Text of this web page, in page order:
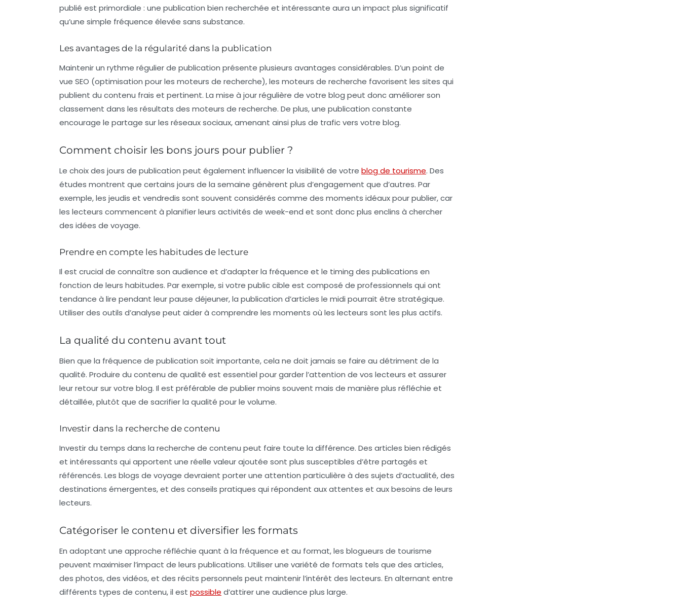
publié est primordiale : une publication bien recherchée et intéressante aura un impact plus significatif
qu’une simple fréquence élevée sans substance.
Les avantages de la régularité dans la publication
Maintenir un rythme régulierde publication présente plusieurs avantages considérables. D’un point de
vue SEO (optimisation pour les moteurs de recherche), les moteurs de recherche favorisent les sites qui
publient du contenu frais et pertinent. La mise à jour régulière de votre blog peut donc améliorer son
classement dans les résultats des moteurs de recherche. De plus, une publication constante
encourage le partage sur les réseaux sociaux, amenant ainsi plus de trafic vers votre blog.
Comment choisir les bons jours pour publier ?
Le choix des jours de publication peut également influencer la visibilité de votre blog de tourisme. Des
études montrent que certains jours de la semaine génèrent plus d’engagement que d’autres. Par
exemple, les jeudis et vendredis sont souvent considérés comme des moments idéaux pour publier, car
les lecteurs commencent à planifier leurs activités de week-end et sont donc plus enclins à chercher
des idées de voyage.
Prendre en compte les habitudes de lecture
Il est crucial de connaître son audience et d’adapter la fréquence et le timing des publications en
fonction de leurs habitudes. Par exemple, si votre public cible est composé de professionnels qui ont
tendance à lire pendant leur pause déjeuner, la publication d’articles le midi pourrait être stratégique.
Utiliser des outils d’analyse peut aider à comprendre les moments où les lecteurs sont les plus actifs.
La qualité du contenu avant tout
Bien que la fréquence de publication soit importante, cela ne doit jamais se faire au détriment de la
qualité. Produire du contenu de qualité est essentiel pour garder l’attention de vos lecteurs et assurer
leur retour sur votre blog. Il est préférable de publier moins souvent mais de manière plus réfléchie et
détaillée, plutôt que de sacrifier la qualité pour le volume.
Investir dans la recherche de contenu
Investir du temps dans la recherche de contenu peut faire toute la différence. Des articles bien rédigés
et intéressants qui apportent une réelle valeur ajoutée sont plus susceptibles d’être partagés et
référencés. Les blogs de voyage devraient porter une attention particulière à des sujets d’actualité, des
destinations émergentes, et des conseils pratiques qui répondent aux attentes et aux besoins de leurs
lecteurs.
Catégoriser le contenu et diversifier les formats
En adoptant une approche réfléchie quant à la fréquence et au format, les blogueurs de tourisme
peuvent maximiser l’impact de leurs publications. Utiliser une variété de formats tels que des articles,
des photos, des vidéos, et des récits personnels peut maintenir l’intérêt des lecteurs. En alternant entre
différents types de contenu, il est possible d’attirer une audience plus large.